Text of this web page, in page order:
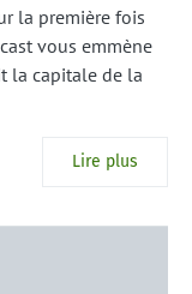
la première fois
vous emmène
la capitale de la
Lire plus